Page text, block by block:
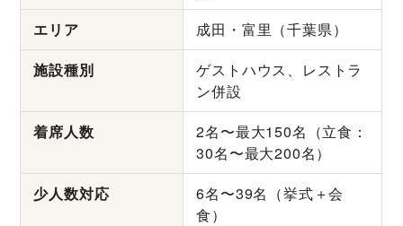
エリア
成田・富里（千葉県）
施設種別
ゲストハウス、レストラ
ン併設
着席人数
2名〜最大150名（立食：
30名〜最大200名）
少人数対応
6名〜39名（挙式＋会
食）